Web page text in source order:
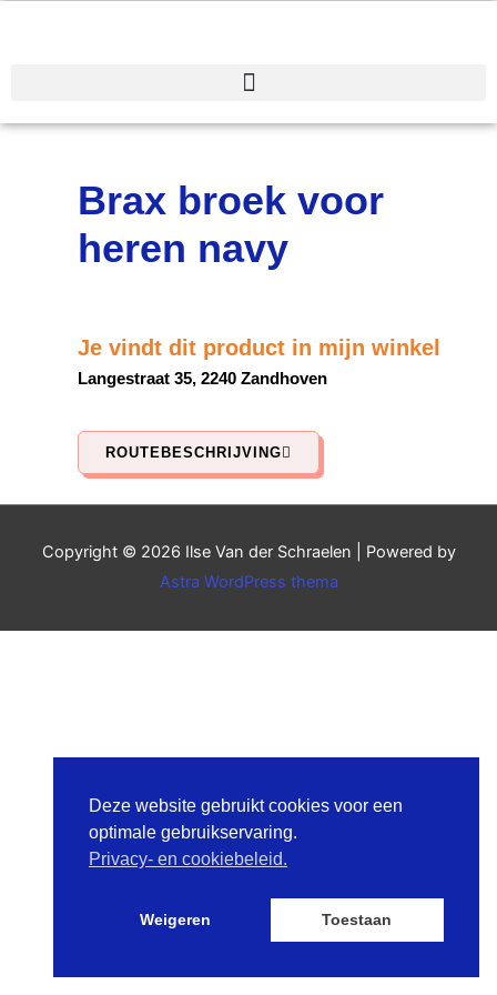
Brax broek voor
heren navy
Je vindt dit product in mijn winkel
Langestraat 35, 2240 Zandhoven
ROUTEBESCHRIJVING
Copyright © 2026 Ilse Van der Schraelen | Powered by
Astra WordPress thema
Deze website gebruikt cookies voor een
optimale gebruikservaring.
Privacy- en cookiebeleid.
Weigeren Toestaan